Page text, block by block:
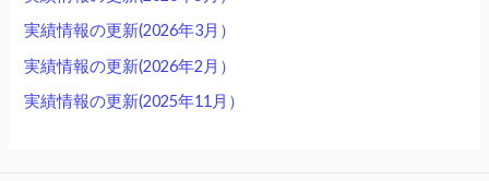
実績情報の更新(2026年3月）
実績情報の更新(2026年2月）
実績情報の更新(2025年11月）